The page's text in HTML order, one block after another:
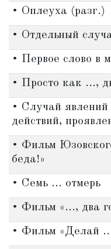
• Оплеуха (разг.)
• Отдельный
• Первое слово в
• Просто как ...,
• Случай
действий,
• Фильм
беда!»
• Семь ... отмерь
• Фильм «..., два
• Фильм «Делай